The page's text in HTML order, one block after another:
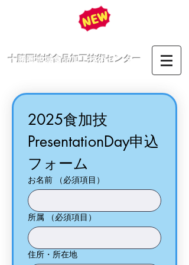
十勝圏地域食品加工技術センター
2025食加技
PresentationDay申込
フォーム
お名前 （必須項目）
所属 （必須項目）
住所・所在地